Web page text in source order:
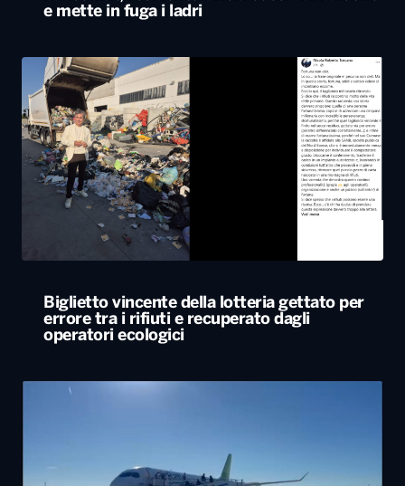
e mette in fuga i ladri
Biglietto vincente della lotteria gettato per
errore tra i rifiuti e recuperato dagli
operatori ecologici